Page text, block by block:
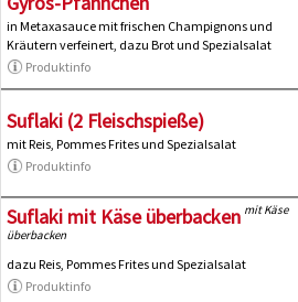
in Metaxasauce mit frischen Champignons und
Kräutern verfeinert, dazu Brot und Spezialsalat
Produktinfo
Suflaki (2 Fleischspieße)
mit Reis, Pommes Frites und Spezialsalat
Produktinfo
Suflaki mit Käse überbacken mit Käse
überbacken
dazu Reis, Pommes Frites und Spezialsalat
Produktinfo